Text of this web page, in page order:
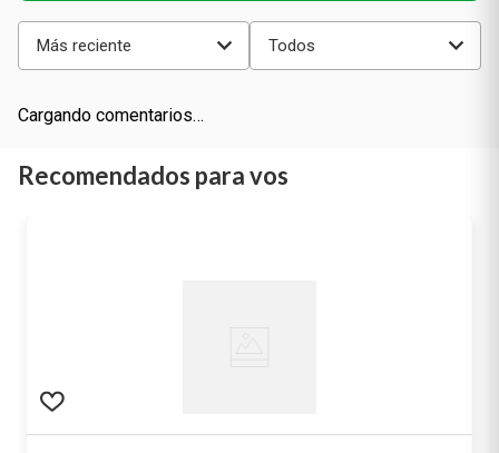
Más reciente Todos
Cargando comentarios…
Recomendados para vos